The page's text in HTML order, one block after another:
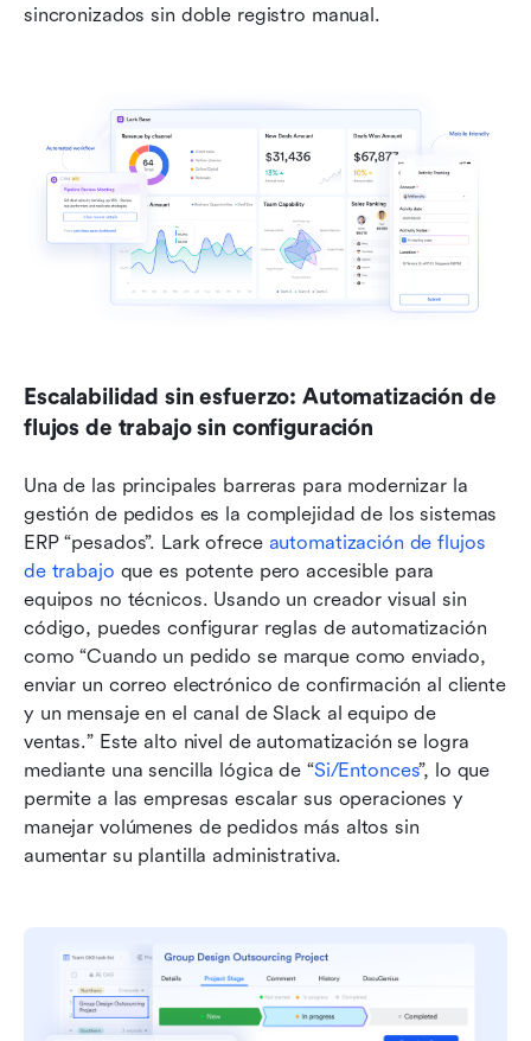
sincronizados sin doble registro manual.
Escalabilidad sin esfuerzo: Automatización de
flujos de trabajo sin configuración
Una de las principales barreras para modernizar la
gestión de pedidos es la complejidad de los sistemas
ERP “pesados”. Lark ofrece automatización de flujos
de trabajo que es potente pero accesible para
equipos no técnicos. Usando un creador visual sin
código, puedes configurar reglas de automatización
como “Cuando un pedido se marque como enviado,
enviar un correo electrónico de confirmación al cliente
y un mensaje en el canal de Slack al equipo de
ventas.” Este alto nivel de automatización se logra
mediante una sencilla lógica de “Si/Entonces”, lo que
permite a las empresas escalar sus operaciones y
manejar volúmenes de pedidos más altos sin
aumentar su plantilla administrativa.